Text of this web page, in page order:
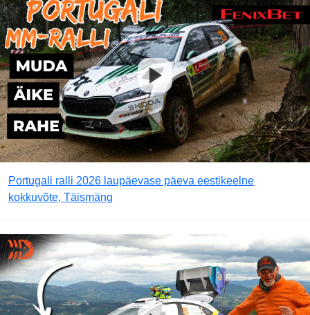
Portugali ralli 2026 laupäevase päeva eestikeelne
kokkuvõte, Täismäng